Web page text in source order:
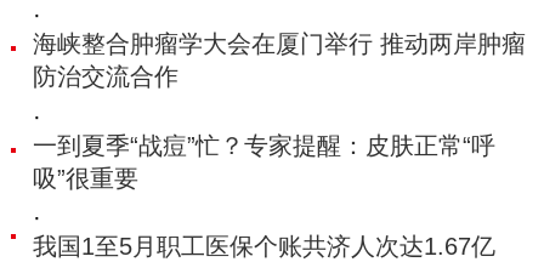
·
海峡整合肿瘤学大会在厦门举行 推动两岸肿瘤
防治交流合作
·
一到夏季“战痘”忙？专家提醒：皮肤正常“呼
吸”很重要
·
我国1至5月职工医保个账共济人次达1.67亿